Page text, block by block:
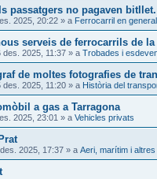
passatgers no pagaven
2025, 20:22 » a Ferrocarril en general
serveis de ferrocarrils de
des. 2025, 11:37 » a Trobades i
de moltes fotografies de
des. 2025, 11:20 » a Història del
a gas a Tarragona
2025, 23:01 » a Vehicles privats
2025, 17:37 » a Aeri, marítim i altres